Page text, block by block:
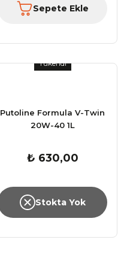
Sepete Ekle
Tükendi
Putoline Formula V-Twin
20W-40 1L
₺ 630,00
Stokta Yok